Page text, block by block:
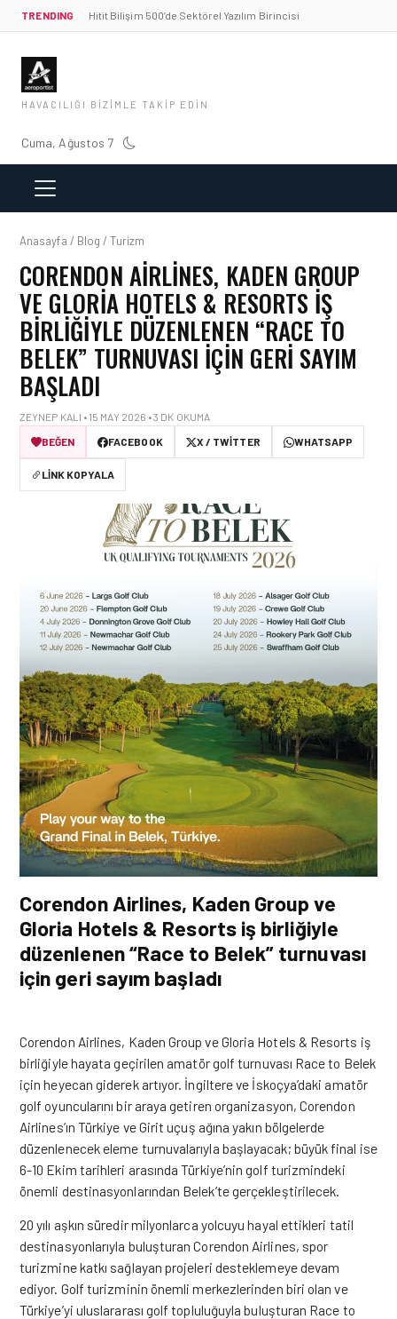
TRENDING Hitit Bilişim 500’de Sektörel Yazılım Birincisi
HAVACILIĞI BIZIMLE TAKIP EDIN
Cuma, Ağustos 7
Anasayfa / Blog / Turizm
CORENDON AIRLINES, KADEN GROUP
VE GLORIA HOTELS & RESORTS IŞ
BIRLIĞIYLE DÜZENLENEN “RACE TO
BELEK” TURNUVASI IÇIN GERI SAYIM
BAŞLADI
ZEYNEP KALI • 15 MAY 2026 • 3 DK OKUMA
BEĞEN
FACEBOOK X / TWITTER WHATSAPP
LINK KOPYALA
Corendon Airlines, Kaden Group ve
Gloria Hotels & Resorts iş birliğiyle
düzenlenen “Race to Belek” turnuvası
için geri sayım başladı
Corendon Airlines, Kaden Group ve Gloria Hotels & Resorts iş
birliğiyle hayata geçirilen amatör golf turnuvası Race to Belek
için heyecan giderek artıyor. İngiltere ve İskoçya’daki amatör
golf oyuncularını bir araya getiren organizasyon, Corendon
Airlines’ın Türkiye ve Girit uçuş ağına yakın bölgelerde
düzenlenecek eleme turnuvalarıyla başlayacak; büyük final ise
6-10 Ekim tarihleri arasında Türkiye’nin golf turizmindeki
önemli destinasyonlarından Belek’te gerçekleştirilecek.
20 yılı aşkın süredir milyonlarca yolcuyu hayal ettikleri tatil
destinasyonlarıyla buluşturan Corendon Airlines, spor
turizmine katkı sağlayan projeleri desteklemeye devam
ediyor. Golf turizminin önemli merkezlerinden biri olan ve
Türkiye’yi uluslararası golf topluluğuyla buluşturan Race to